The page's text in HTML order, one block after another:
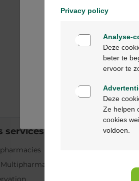
services
Privacy policy
Analyse-
Deze
beter te
ervoor te
Deze
Ze helpen
cookies
voldoen.